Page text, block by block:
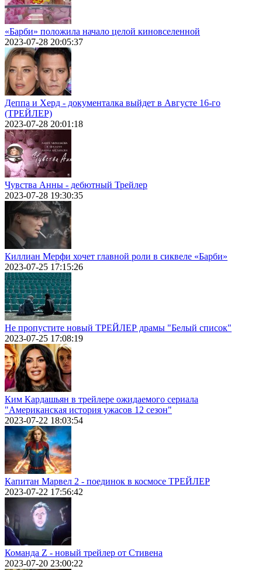
«Барби» положила начало целой киновселенной
2023-07-28 20:05:37
Деппа и Херд - документалка выйдет в Августе 16-го
(ТРЕЙЛЕР)
2023-07-28 20:01:18
Чувства Анны - дебютный Трейлер
2023-07-28 19:30:35
Киллиан Мерфи хочет главной роли в сиквеле «Барби»
2023-07-25 17:15:26
Не пропустите новый ТРЕЙЛЕР драмы "Белый список"
2023-07-25 17:08:19
Ким Кардашьян в трейлере ожидаемого сериала
"Американская история ужасов 12 сезон"
2023-07-22 18:03:54
Капитан Марвел 2 - поединок в космосе ТРЕЙЛЕР
2023-07-22 17:56:42
Команда Z - новый трейлер от Стивена
2023-07-20 23:00:22